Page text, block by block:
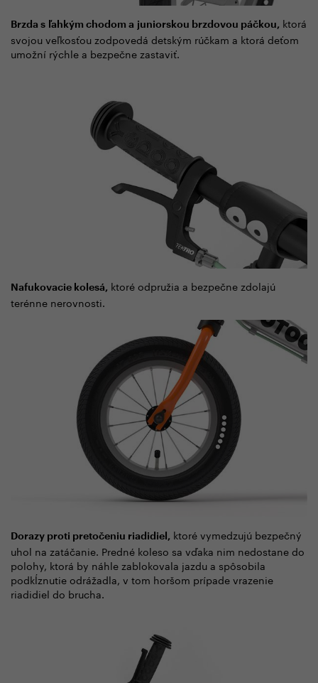
Brzda s ľahkým chodom a juniorskou brzdovou páčkou, ktorá
svojou veľkosťou zodpovedá detským rúčkam a ktorá deťom
umožní rýchle a bezpečne zastaviť.
Nafukovacie kolesá, ktoré odpružia a bezpečne zdolajú
terénne nerovnosti.
Dorazy proti pretočeniu riadidiel, ktoré vymedzujú bezpečný
uhol na zatáčanie. Predné koleso sa vďaka nim nedostane do
polohy, ktorá by náhle zablokovala jazdu a spôsobila
podkĺznutie odrážadla, v tom horšom prípade vrazenie
riadidiel do brucha.